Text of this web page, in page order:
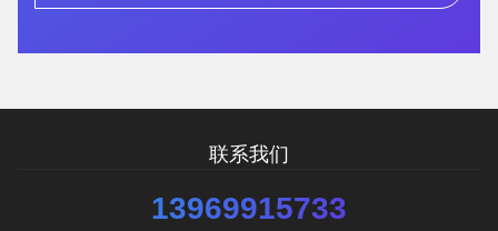
联系我们
13969915733